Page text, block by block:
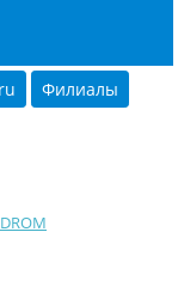
ru Филиалы